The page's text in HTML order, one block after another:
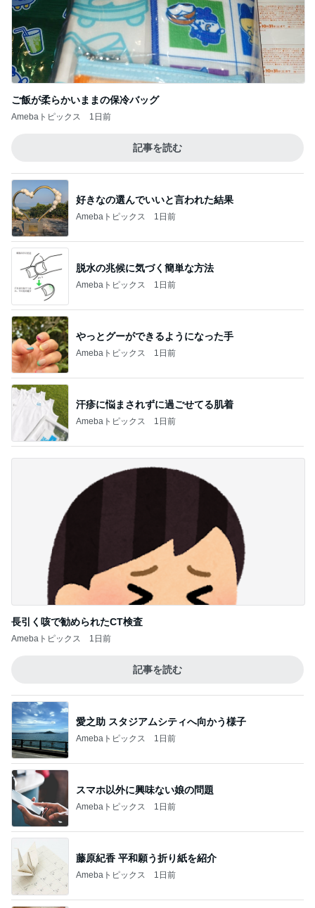
ご飯が柔らかいままの保冷バッグ
Amebaトピックス 1日前
記事を読む
好きなの選んでいいと言われた結果
Amebaトピックス 1日前
脱水の兆候に気づく簡単な方法
Amebaトピックス 1日前
やっとグーができるようになった手
Amebaトピックス 1日前
汗疹に悩まされずに過ごせてる肌着
Amebaトピックス 1日前
長引く咳で勧められたCT検査
Amebaトピックス 1日前
記事を読む
愛之助 スタジアムシティへ向かう様子
Amebaトピックス 1日前
スマホ以外に興味ない娘の問題
Amebaトピックス 1日前
藤原紀香 平和願う折り紙を紹介
Amebaトピックス 1日前